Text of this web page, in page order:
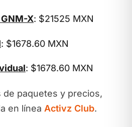
X: $21525 MXN
: $1678.60 MXN
: $1678.60 MXN
de paquetes y precios,
en línea Activz Club.